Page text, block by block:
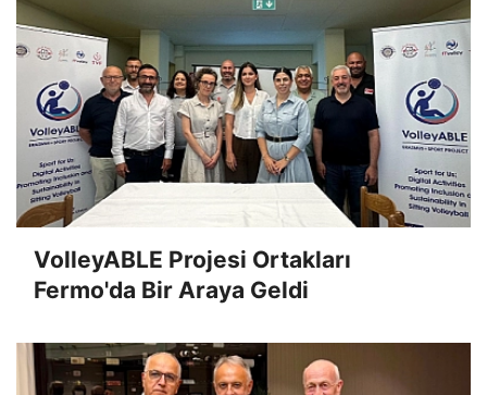
VolleyABLE Projesi Ortakları
Fermo'da Bir Araya Geldi